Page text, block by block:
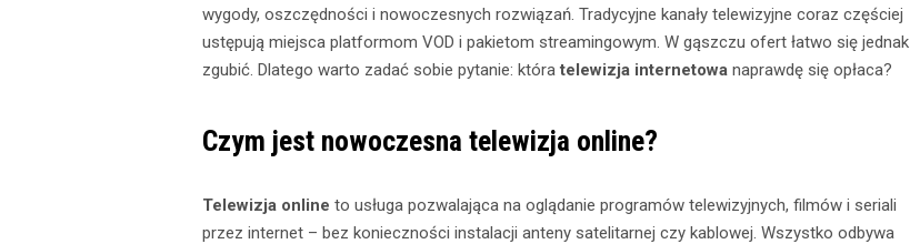
wygody, oszczędności i nowoczesnych rozwiązań. Tradycyjne kanały telewizyjne coraz częściej
ustępują miejsca platformom VOD i pakietom streamingowym. W gąszczu ofert łatwo się jednak
zgubić. Dlatego warto zadać sobie pytanie: któratelewizja internetowanaprawdę się opłaca?
Czym jest nowoczesna telewizja online?
Telewizja online to usługa pozwalająca na oglądanie programów telewizyjnych, filmów i seriali
przez internet – bez konieczności instalacji anteny satelitarnej czy kablowej. Wszystko odbywa